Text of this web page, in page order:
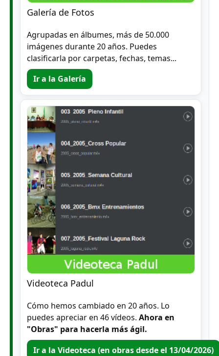
Galería de Fotos
Agrupadas en álbumes, más de 50.000
imágenes durante 20 años. Puedes
clasificarla por carpetas, fechas, temas...
Ir a la Galería
Videoteca Padul
Cómo hemos cambiado en 20 años. Lo
puedes apreciar en 46 vídeos. Ahora en
"Obras" para hacerla más ágil.
Ir a la Videoteca (en obras desde el 13/04/2026)